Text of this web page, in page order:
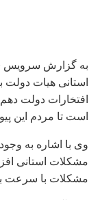
به گزارش سرويس
استانی هيات
افتخارات دولت
است تا مردم اين
وی با اشاره به
مشکلات استانی
مشکلات با سرعت